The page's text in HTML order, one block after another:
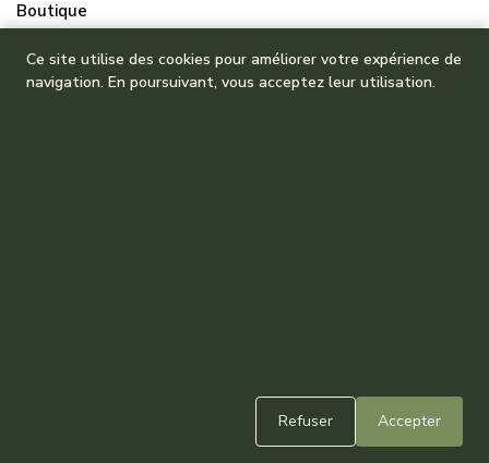
Boutique
Mes commandes
Ce site utilise des cookies pour améliorer votre expérience de
navigation. En poursuivant, vous acceptez leur utilisation.
Refuser Accepter